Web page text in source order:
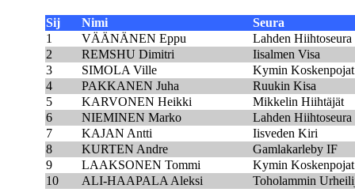
Sij Nimi
Seura
1
VÄÄNÄNEN Eppu
Lahden Hiihtoseura
2
REMSHU Dimitri
Iisalmen Visa
3
SIMOLA Ville
Kymin Koskenpojat
4
PAKKANEN Juha
Ruukin Kisa
5
KARVONEN Heikki
Mikkelin Hiihtäjät
6
NIEMINEN Marko
Lahden Hiihtoseura
7
KAJAN Antti
Iisveden Kiri
8
KURTEN Andre
Gamlakarleby IF
9
LAAKSONEN Tommi
Kymin Koskenpojat
10
ALI-HAAPALA Aleksi Toholammin